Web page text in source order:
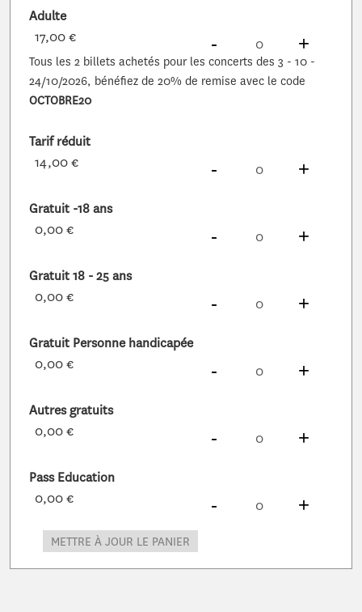
Adulte
17,00 €
- DIMINUER
PRODUITS
+À
Tous les 2 billets achetés pour les concerts des 3 - 10 -
24/10/2026, bénéfiez de 20% de remise avec le code
OCTOBRE20
Tarif réduit
14,00 €
- DIMINUER
PRODUITS
+À
Gratuit -18 ans
0,00 €
- DIMINUER
PRODUITS
+À
Gratuit 18 - 25 ans
0,00 €
- DIMINUER
PRODUITS
+À
Gratuit Personne handicapée
0,00 €
- DIMINUER
PRODUITS
+À
Autres gratuits
0,00 €
- DIMINUER
PRODUITS
+À
Pass Education
0,00 €
- DIMINUER
PRODUITS
+À
METTRE À JOUR LE PANIER